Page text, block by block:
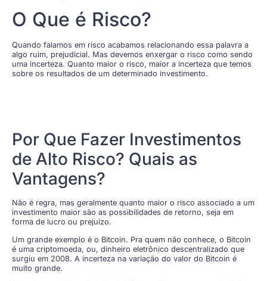
O Que é Risco?
Quando falamos em risco acabamos relacionando essa palavra a
algo ruim, prejudicial. Mas devemos enxergar o risco como sendo
uma incerteza. Quanto maior o risco, maior a incerteza que temos
sobre os resultados de um determinado investimento.
Por Que Fazer Investimentos
de Alto Risco? Quais as
Vantagens?
Não é regra, mas geralmente quanto maior o risco associado a um
investimento maior são as possibilidades de retorno, seja em
forma de lucro ou prejuízo.
Um grande exemplo é o Bitcoin. Pra quem não conhece, o Bitcoin
é uma criptomoeda, ou, dinheiro eletrônico descentralizado que
surgiu em 2008. A incerteza na variação do valor do Bitcoin é
muito grande.